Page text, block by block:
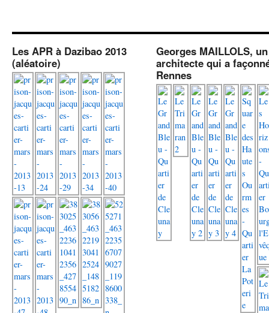
Les APR à Dazibao 2013
(aléatoire)
Georges MAILLOLS, un
architecte qui a
Rennes